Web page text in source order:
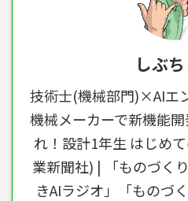
しぶ
技術士(機械部門)×AIエ
機械メーカーで新機能
れ！設計1年生 はじめ
業新聞社) | 「ものづく
きAIラジオ」「ものづ